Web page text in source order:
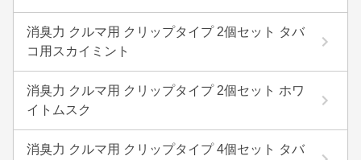
消臭力 クルマ用 クリップタイプ 2個セット タバ
コ用スカイミント
消臭力 クルマ用 クリップタイプ 2個セット ホワ
イトムスク
消臭力 クルマ用 クリップタイプ 4個セット タバ